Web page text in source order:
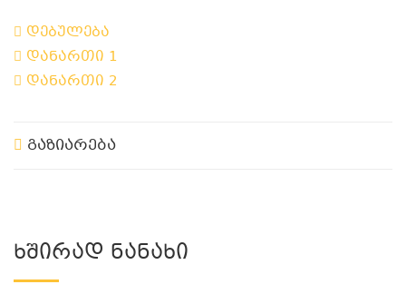
დებულება
დანართი 1
დანართი 2
გაზიარება
Ხშირად Ნანახი